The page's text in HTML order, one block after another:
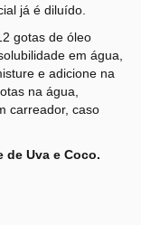
já é diluído.
gotas de óleo
em água,
e adicione na
na água,
carreador, caso
de Uva e Coco.